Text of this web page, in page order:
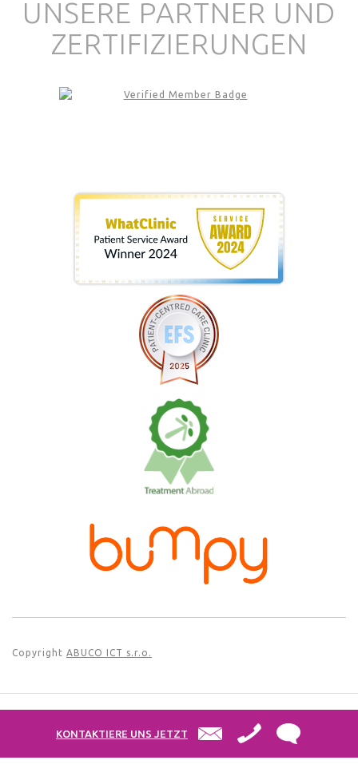
KONTAKTIERE UNS JETZT
UNSERE PARTNER UND
ZERTIFIZIERUNGEN
Copyright ABUCO ICT s.r.o.
Information für Patienten zur Verarbeitung von
personenbezogenen Daten|Bedingungen und Konditionen